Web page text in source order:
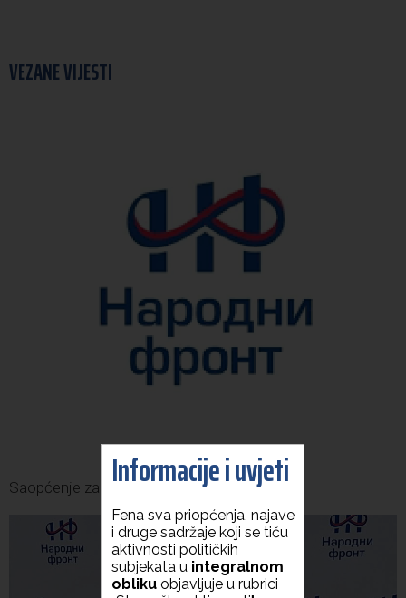
VEZANE VIJESTI
Saopćenje za javnost Narodnog fronta
Informacije i uvjeti
Fena sva priopćenja, najave
i druge sadržaje koji se tiču
aktivnosti političkih
subjekata u integralnom
obliku objavljuje u rubrici